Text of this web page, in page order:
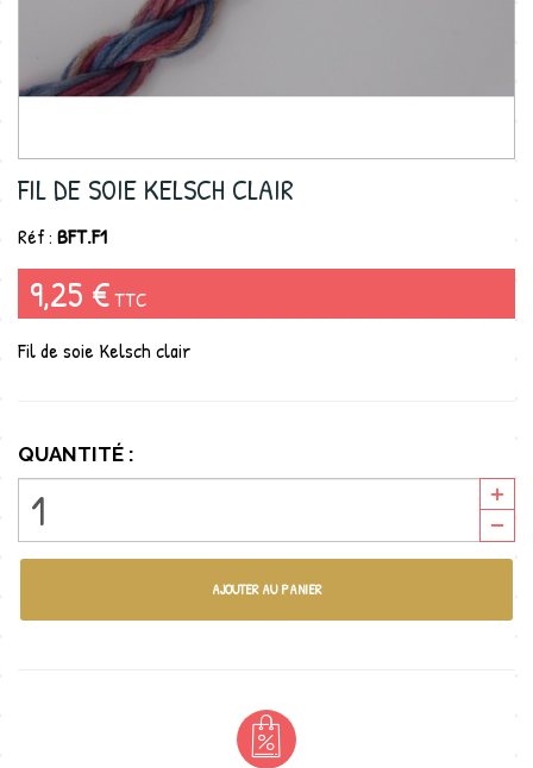
FIL DE SOIE KELSCH CLAIR
Réf : BFT.F1
9,25 €TTC
Fil de soie Kelsch clair
QUANTITÉ :
AJOUTER AU PANIER